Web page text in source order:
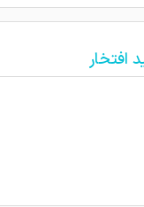
شده است
زانو مراجعه نمودم
است
و باتجربه بود و
افتخار